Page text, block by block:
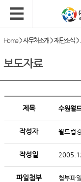
Home>사무처소개 >재단소식>
보도자료
제목 수원월
작성자 월드컵
작성일
파일첨부 첨부파